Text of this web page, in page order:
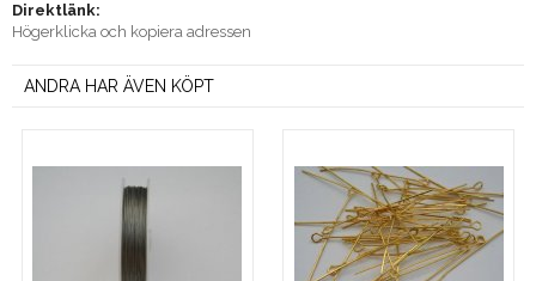
Direktlänk:
Högerklicka och kopiera adressen
ANDRA HAR ÄVEN KÖPT